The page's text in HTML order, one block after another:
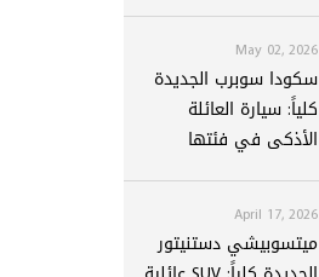
May 02, 2026
سكودا سوبرب الجديدة
كلياً: سيارة العائلة
الأذكى في فئتها
April 17, 2026
ميتسوبيشي دستنيتور